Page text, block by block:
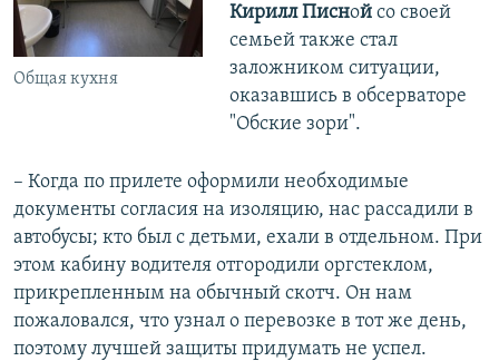
Общая кухня
Кирилл Писнойсо своей
семьей также стал
заложником ситуации,
оказавшись в обсерваторе
"Обские зори".
– Когда по прилете оформили необходимые
документы согласия на изоляцию, нас рассадили в
автобусы; кто был с детьми, ехали в отдельном. При
этом кабину водителя отгородили оргстеклом,
прикрепленным на обычный скотч. Он нам
пожаловался, что узнал о перевозке в тот же день,
поэтому лучшей защиты придумать не успел.